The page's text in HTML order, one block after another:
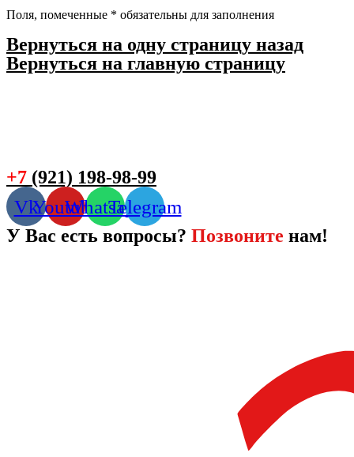
Поля, помеченные * обязательны для заполнения
Вернуться на одну страницу назад
Вернуться на главную страницу
+7 (921) 198-98-99
VkYoutubeWhatsappTelegram
У Вас есть вопросы? Позвоните нам!